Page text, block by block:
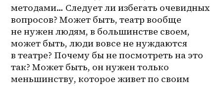
методами… Следует ли избегать очевидных
вопросов? Может быть, театр вообще
не нужен людям, в большинстве своем,
может быть, люди вовсе не нуждаются
в театре? Почему бы не посмотреть на это
так? Может быть, он нужен только
меньшинству, которое живет по своим